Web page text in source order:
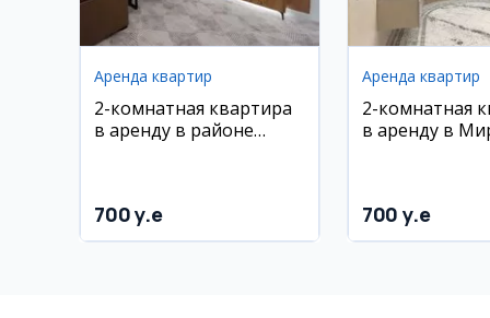
Аренда квартир
2-комнатная квартира
в аренду в районе
700 y.e
Аренда квартир
2-комнатная
в аренду в
700 y.e